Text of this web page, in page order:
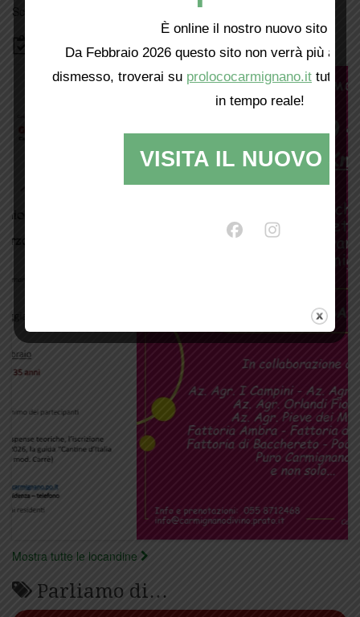
Scopri tutti gli eventi
Bacheca
Mostra tutte le locandine
Parliamo di…
È online il nostro nuovo sito web!
Da Febbraio 2026 questo sito non verrà più
dismesso, troverai su prolococarmignano.it tutti i
in tempo reale!
VISITA IL NUOVO